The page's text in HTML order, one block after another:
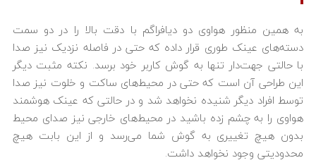
به همین منظور هواوی دو دیافراگم با دقت بالا را در دو سمت
دسته‌های عینک طوری قرار داده که حتی در فاصله نزدیک نیز صدا
با حالتی جهت‌دار تنها به گوش کاربر خود برسد. نکته مثبت دیگر
این طراحی آن است که حتی در محیط‌های ساکت و خلوت نیز صدا
توسط افراد دیگر شنیده نخواهد شد و در حالتی که عینک هوشمند
هواوی را به چشم زده باشید در محیط‌های خارجی نیز صدای محیط
بدون هیچ تغییری به گوش شما می‌رسد و از این بابت هیچ
محدودیتی وجود نخواهد داشت.